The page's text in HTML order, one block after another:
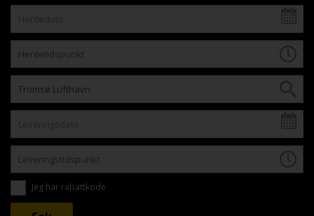
Jeg har rabattkode